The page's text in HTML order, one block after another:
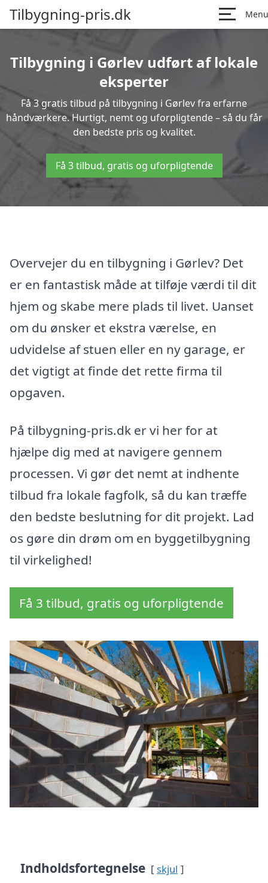
Tilbygning-pris.dk Menu
Tilbygning i Gørlev udført af lokale
eksperter
Få 3 gratis tilbud på tilbygning i Gørlev fra erfarne
håndværkere. Hurtigt, nemt og uforpligtende – så du får
den bedste pris og kvalitet.
Få 3 tilbud, gratis og uforpligtende
Overvejer du en tilbygning i Gørlev? Det
er en fantastisk måde at tilføje værdi til dit
hjem og skabe mere plads til livet. Uanset
om du ønsker et ekstra værelse, en
udvidelse af stuen eller en ny garage, er
det vigtigt at finde det rette firma til
opgaven.
På tilbygning-pris.dk er vi her for at
hjælpe dig med at navigere gennem
processen. Vi gør det nemt at indhente
tilbud fra lokale fagfolk, så du kan træffe
den bedste beslutning for dit projekt. Lad
os gøre din drøm om en byggetilbygning
til virkelighed!
Få 3 tilbud, gratis og uforpligtende
Indholdsfortegnelse skjul